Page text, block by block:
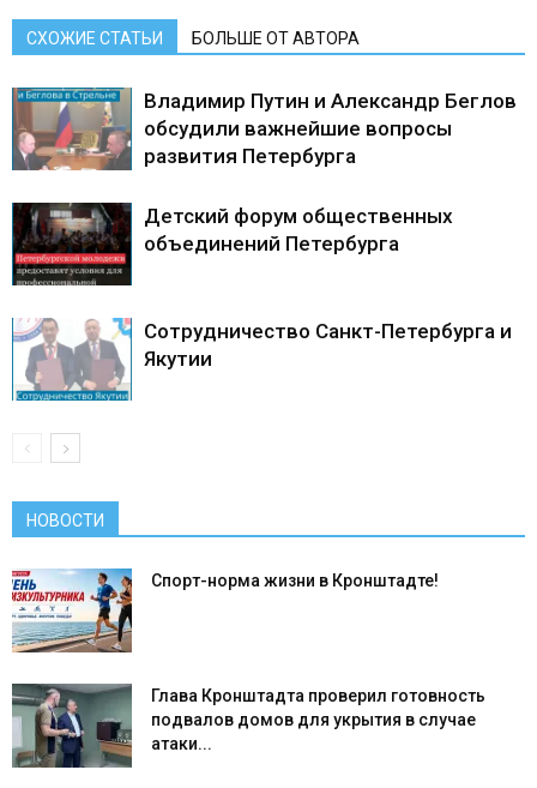
СХОЖИЕ СТАТЬИ БОЛЬШЕ ОТ АВТОРА
Владимир Путин и Александр Беглов
обсудили важнейшие вопросы
развития Петербурга
Детский форум общественных
объединений Петербурга
Сотрудничество Санкт-Петербурга и
Якутии
НОВОСТИ
Спорт-норма жизни в Кронштадте!
Глава Кронштадта проверил готовность
подвалов домов для укрытия в случае
атаки...